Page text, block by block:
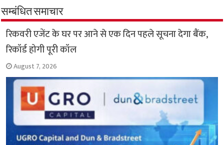
o
o
k
A
p
p
r
a
m
n
k
सम्बंधित समाचार
रिकवरी एजेंट के घर पर आने से एक दिन पहले सूचना देगा बैंक,
रिकॉर्ड होगी पूरी कॉल
August 7, 2026